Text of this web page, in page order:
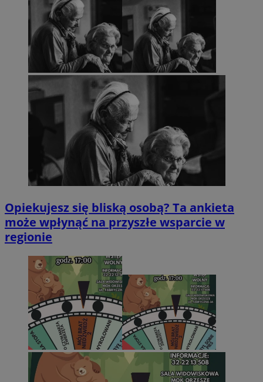
Opiekujesz się bliską osobą? Ta ankieta
może wpłynąć na przyszłe wsparcie w
regionie